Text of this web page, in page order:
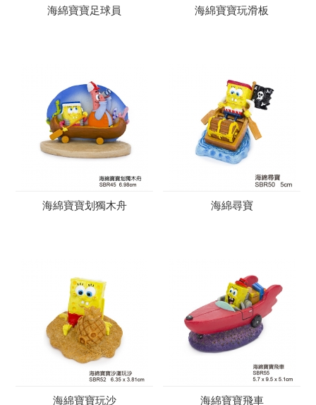
海綿寶寶足球員 海綿寶寶玩滑板
海綿寶寶划獨木舟 海綿尋寶
海綿寶寶玩沙 海綿寶寶飛車